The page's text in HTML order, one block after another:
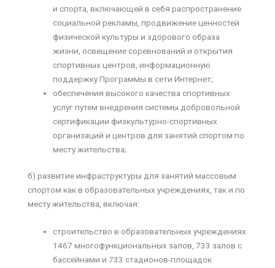
и спорта, включающей в себя распространение
социальной рекламы, продвижение ценностей
физической культуры и здорового образа
жизни, освещение соревнований и открытия
спортивных центров, информационную
поддержку Программы в сети Интернет;
обеспечения высокого качества спортивных
услуг путем внедрения системы добровольной
сертификации физкультурно-спортивных
организаций и центров для занятий спортом по
месту жительства;
б) развитие инфраструктуры для занятий массовым
спортом как в образовательных учреждениях, так и по
месту жительства, включая:
строительство в образовательных учреждениях
1467 многофункциональных залов, 733 залов с
бассейнами и 733 стадионов-площадок